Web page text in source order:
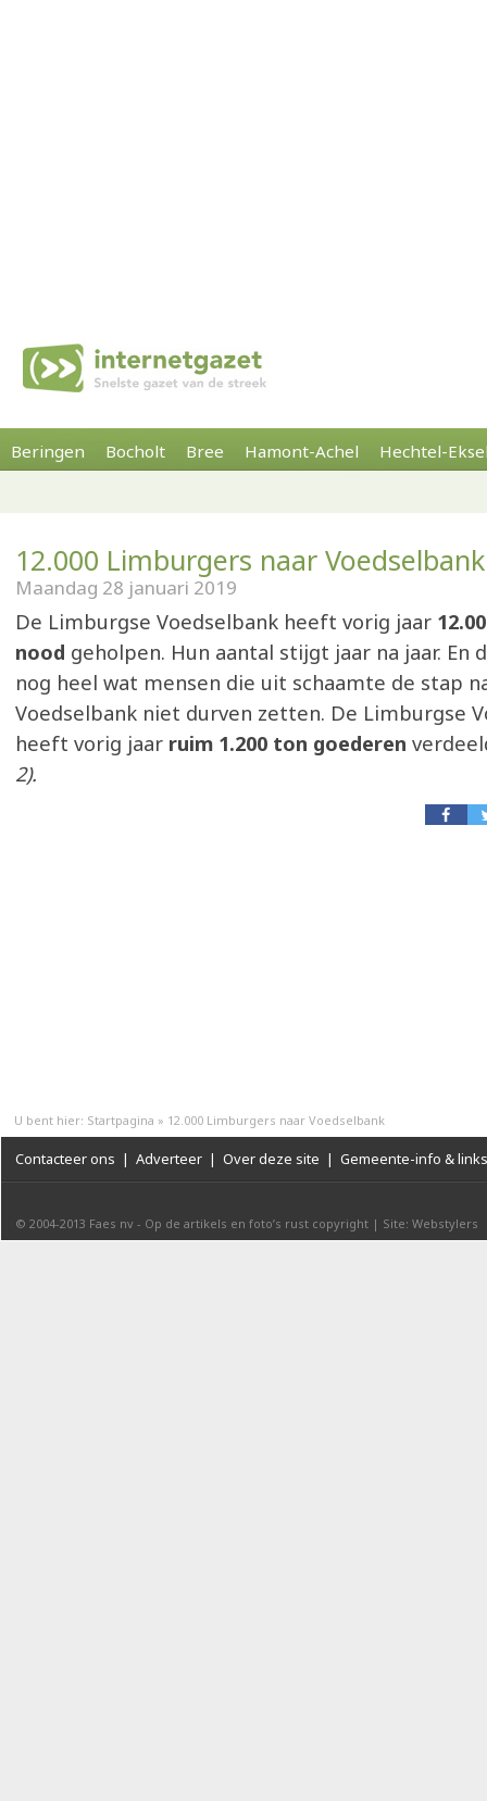
Beringen Bocholt Bree Hamont-Achel Hechtel-
12.000 Limburgers naar Voedselbank
Maandag 28 januari 2019
De Limburgse Voedselbank heeft vorig jaar
nood geholpen. Hun aantal stijgt jaar na jaar. En
nog heel wat mensen die uit schaamte de stap
Voedselbank niet durven zetten. De Limburgse
heeft vorig jaar ruim 1.200 ton goederen
2).
U bent hier: Startpagina » 12.000 Limburgers naar Voedselbank
Contacteer ons | Adverteer | Over deze site | Gemeente-info & links
© 2004-2013 Faes nv - Op de artikels en foto’s rust copyright | Site: Webstylers